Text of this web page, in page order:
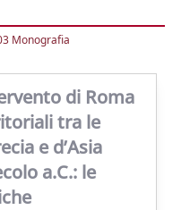
Monografia
di Roma
tra le
e d’Asia
a.C.: le